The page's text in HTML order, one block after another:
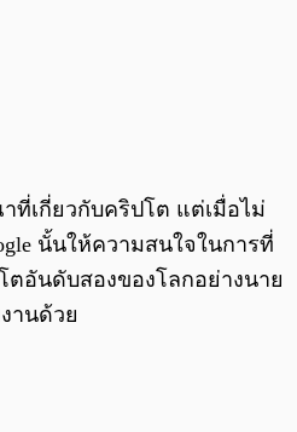
เกี่ยวกับคริปโต แต่เมื่อไม่
นั้นให้ความสนใจในการที่
ตอันดับสองของโลกอย่างนาย
านด้วย